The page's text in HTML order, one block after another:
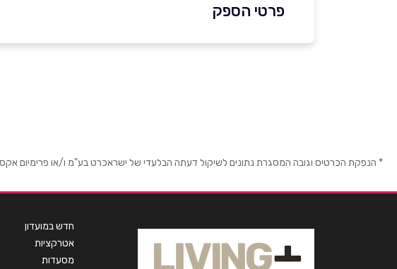
פרטי הספק
נושא*
* הנפקת הכרטיס וגובה המסגרת נתונים לשיקול דעתה הבלעדי של ישראכרט בע"מ ו/או פרימיום
חדש במועדון
אטרקציות
מסעדות